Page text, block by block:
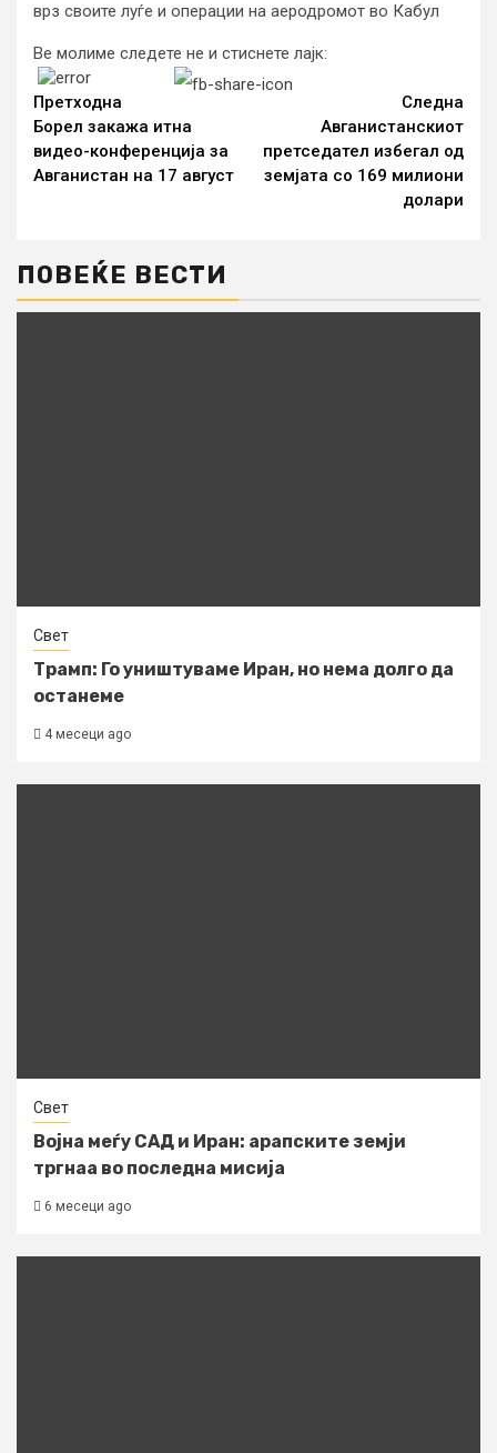
врз своите луѓе и операции на аеродромот во Кабул
Ве молиме следете не и стиснете лајк:
Continue
Reading
Претходна
Борел закажа итна
видео-конференција за
Авганистан на 17 август
Следна
Авганистанскиот
претседател избегал од
земјата со 169 милиони
долари
ПОВЕЌЕ ВЕСТИ
Свет
Трамп: Го уништуваме Иран, но нема долго да
останеме
4 месеци ago
Свет
Војна меѓу САД и Иран: арапските земји
тргнаа во последна мисија
6 месеци ago